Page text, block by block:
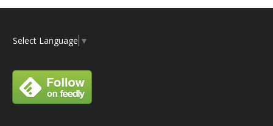
Select Language ▼